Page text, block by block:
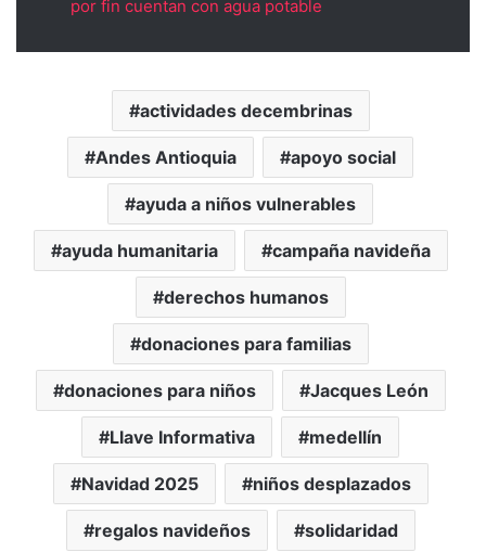
por fin cuentan con agua potable
actividades decembrinas
Andes Antioquia apoyo social
ayuda a niños vulnerables
ayuda humanitaria campaña navideña
derechos humanos
donaciones para familias
donaciones para niños Jacques León
Llave Informativa medellín
Navidad 2025 niños desplazados
regalos navideños solidaridad